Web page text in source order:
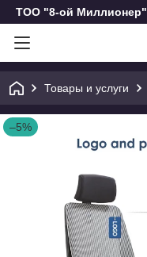
ТОО "8-ой Миллионер"
Товары и услуги
–5%